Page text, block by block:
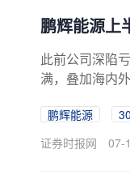
鹏辉能源上
此前公司深陷
满，叠加海内
鹏辉能源
证券时报网
07-